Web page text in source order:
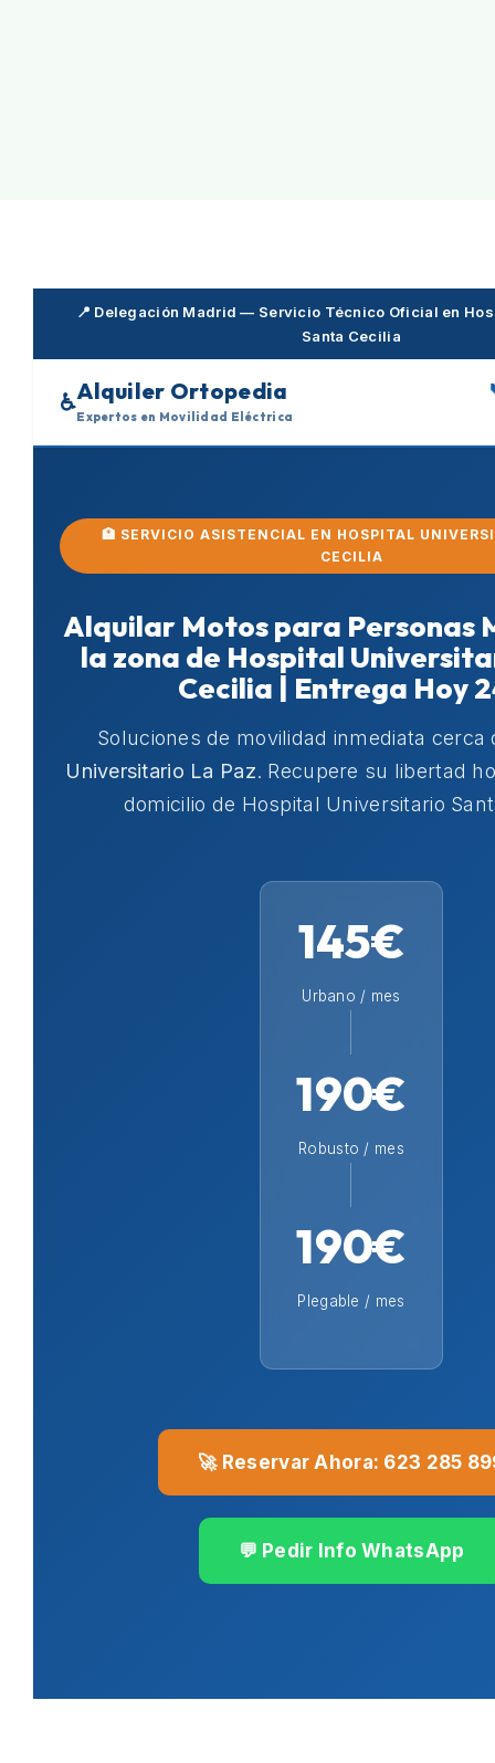
📍 Delegación Madrid — Servicio Técnico Oficial en
Santa Cecilia
♿Alquiler Ortopedia
Expertos en Movilidad Eléctrica
🏥 SERVICIO ASISTENCIAL EN HOSPITAL
CECILIA
Alquilar Motos para Personas
la zona de Hospital
Cecilia | Entrega Hoy
Soluciones de movilidad inmediata
Universitario La Paz. Recupere su libertad
domicilio de Hospital Universitario
145€
Urbano / mes
190€
Robusto / mes
190€
Plegable / mes
🚀 Reservar Ahora: 623 285
💬 Pedir Info WhatsApp